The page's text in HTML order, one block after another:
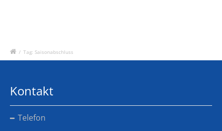
/ Tag: Saisonabschluss
Kontakt
Telefon